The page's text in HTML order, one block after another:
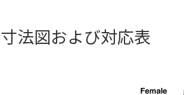
寸法図および対応表